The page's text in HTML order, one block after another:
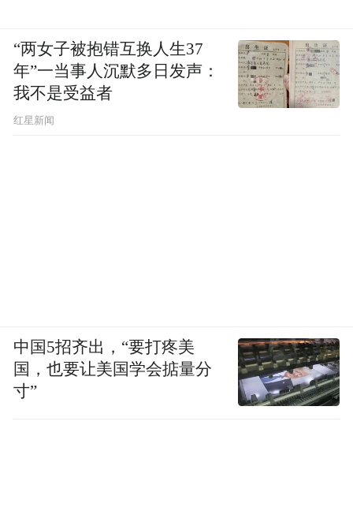
“两女子被抱错互换人生37
年”一当事人沉默多日发声：
我不是受益者
红星新闻
中国5招齐出，“要打疼美
国，也要让美国学会掂量分
寸”